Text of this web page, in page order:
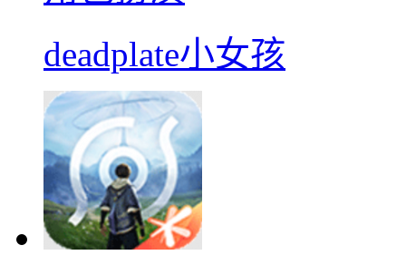
deadplate小女孩